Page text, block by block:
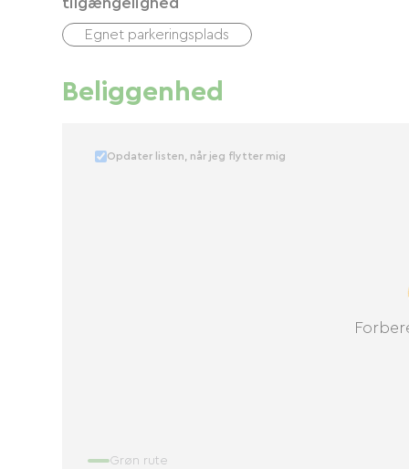
Egnet parkeringsplads
Beliggenhed
Opdater listen, når jeg flytter mig
Grøn rute